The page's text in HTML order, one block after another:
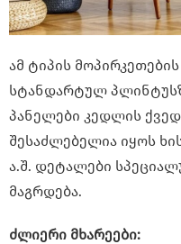
ამ ტიპის
სტანდარტულ
პანელები კედლის
შესაძლებელია იყოს
ა.შ. დეტალები
მაგრდება.
ძლიერი მხარეები: